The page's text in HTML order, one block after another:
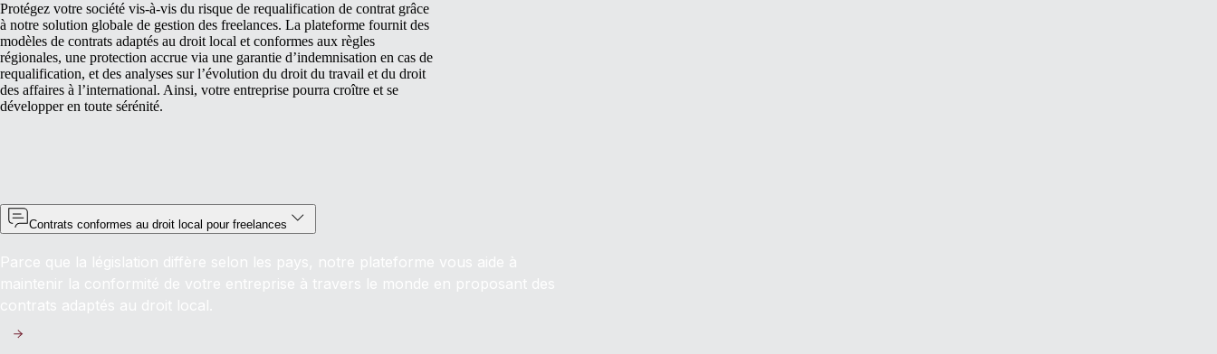
Protégez votre société vis‑à‑vis du risque de requalification de contrat grâce
à notre solution globale de gestion des freelances. La plateforme fournit des
modèles de contrats adaptés au droit local et conformes aux règles
régionales, une protection accrue via une garantie d’indemnisation en cas de
requalification, et des analyses sur l’évolution du droit du travail et du droit
des affaires à l’international. Ainsi, votre entreprise pourra croître et se
développer en toute sérénité.
Contrats conformes au droit local pour freelances
Parce que la législation diffère selon les pays, notre plateforme vous aide à
maintenir la conformité de votre entreprise à travers le monde en proposant des
contrats adaptés au droit local.